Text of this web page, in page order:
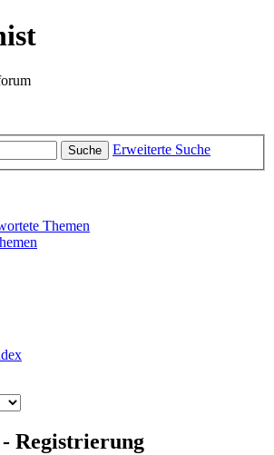
Suche Erweiterte Suche
Themen
Registrierung